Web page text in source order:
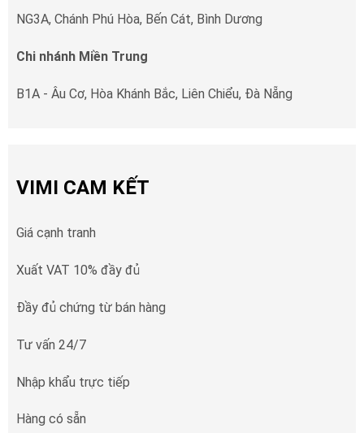
NG3A, Chánh Phú Hòa, Bến Cát, Bình Dương
Chi nhánh Miền Trung
B1A - Âu Cơ, Hòa Khánh Bắc, Liên Chiểu, Đà Nẵng
VIMI CAM KẾT
Giá cạnh tranh
Xuất VAT 10% đầy đủ
Đầy đủ chứng từ bán hàng
Tư vấn 24/7
Nhập khẩu trực tiếp
Hàng có sẵn